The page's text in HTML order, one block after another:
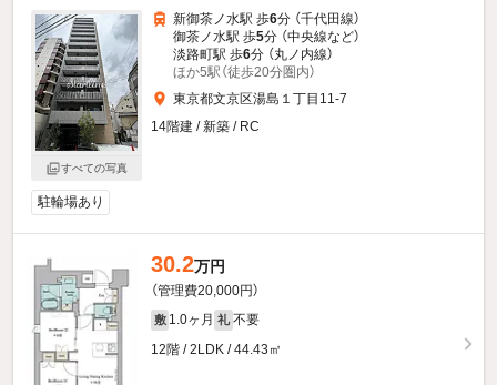
すべての写真
新御茶ノ水駅 歩6分 （千代田線）
御茶ノ水駅 歩5分 （中央線など）
淡路町駅 歩6分 （丸ノ内線）
ほか5駅（徒歩20分圏内）
東京都文京区湯島１丁目11-7
14階建 / 新築 / RC
駐輪場あり
30.2万円
（管理費20,000円）
敷 1.0ヶ月 礼 不要
12階 / 2LDK / 44.43㎡